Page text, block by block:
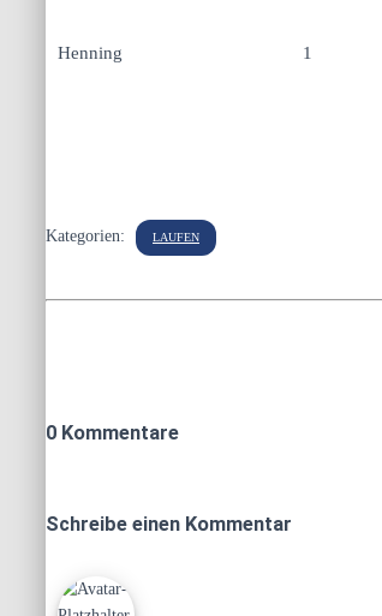
Henning 1
Kategorien: LAUFEN
0 Kommentare
Schreibe einen Kommentar